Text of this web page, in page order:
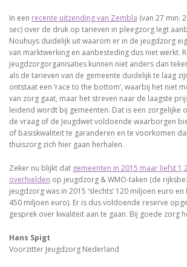
In een recente uitzending van Zembla (van 27 min:
sec) over de druk op tarieven in pleegzorg legt
Nouhuys duidelijk uit waarom er in de jeugdzorg
van marktwerking en aanbesteding dus niet werkt.
jeugdzorgorganisaties kunnen niet anders dan
als de tarieven van de gemeente duidelijk te laag
ontstaat een ‘race to the bottom’, waarbij het niet
van zorg gaat, maar het streven naar de laagste
leidend wordt bij gemeenten. Dat is een zorgelijke
de vraag of de Jeugdwet voldoende waarborgen
of basiskwaliteit te garanderen en te voorkomen
thuiszorg zich hier gaan herhalen.
Zeker nu blijkt dat gemeenten in 2015 maar liefst
overhielden op jeugdzorg & WMO-taken (de
jeugdzorg was in 2015 ‘slechts’ 120 miljoen euro
450 miljoen euro). Er is dus voldoende reserve
gesprek over kwaliteit aan te gaan. Bij goede zorg
Hans Spigt
Voorzitter Jeugdzorg Nederland